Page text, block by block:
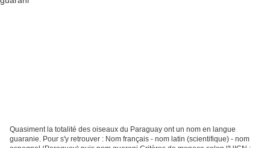
Quasiment la totalité des oiseaux du Paraguay ont un nom en langue
guaranie. Pour s'y retrouver : Nom français - nom latin (scientifique) - nom